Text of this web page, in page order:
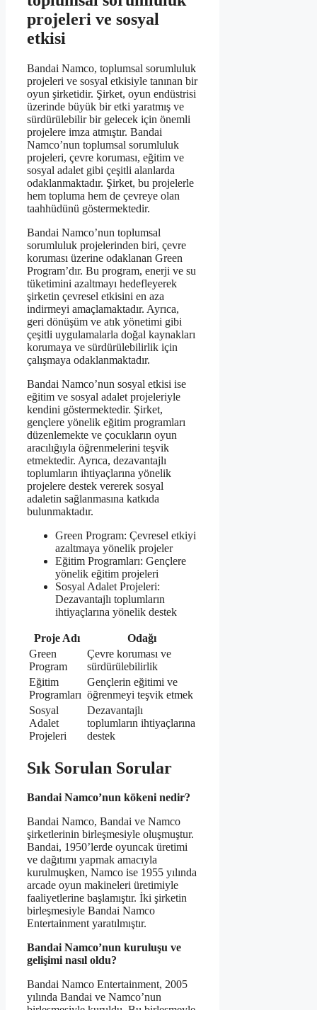
projeleri ve sosyal
etkisi
Bandai Namco, toplumsal sorumluluk
projeleri ve sosyal etkisiyle tanınan bir
oyun şirketidir. Şirket, oyun endüstrisi
üzerinde büyük bir etki yaratmış ve
sürdürülebilir bir gelecek için önemli
projelere imza atmıştır. Bandai
Namco’nun toplumsal sorumluluk
projeleri, çevre koruması, eğitim ve
sosyal adalet gibi çeşitli alanlarda
odaklanmaktadır. Şirket, bu projelerle
hem topluma hem de çevreye olan
taahhüdünü göstermektedir.
Bandai Namco’nun toplumsal
sorumluluk projelerinden biri, çevre
koruması üzerine odaklanan Green
Program’dır. Bu program, enerji ve su
tüketimini azaltmayı hedefleyerek
şirketin çevresel etkisini en aza
indirmeyi amaçlamaktadır. Ayrıca,
geri dönüşüm ve atık yönetimi gibi
çeşitli uygulamalarla doğal kaynakları
korumaya ve sürdürülebilirlik için
çalışmaya odaklanmaktadır.
Bandai Namco’nun sosyal etkisi ise
eğitim ve sosyal adalet projeleriyle
kendini göstermektedir. Şirket,
gençlere yönelik eğitim programları
düzenlemekte ve çocukların oyun
aracılığıyla öğrenmelerini teşvik
etmektedir. Ayrıca, dezavantajlı
toplumların ihtiyaçlarına yönelik
projelere destek vererek sosyal
adaletin sağlanmasına katkıda
bulunmaktadır.
Green Program: Çevresel etkiyi
azaltmaya yönelik projeler
Eğitim Programları: Gençlere
yönelik eğitim projeleri
Sosyal Adalet Projeleri:
Dezavantajlı toplumların
ihtiyaçlarına yönelik destek
Proje Adı
Odağı
Green
Program
Çevre koruması ve
sürdürülebilirlik
Eğitim
Programları
Gençlerin eğitimi ve
öğrenmeyi teşvik etmek
Sosyal
Adalet
Projeleri
Dezavantajlı
toplumların ihtiyaçlarına
destek
Sık Sorulan Sorular
Bandai Namco’nun kökeni nedir?
Bandai Namco, Bandai ve Namco
şirketlerinin birleşmesiyle oluşmuştur.
Bandai, 1950’lerde oyuncak üretimi
ve dağıtımı yapmak amacıyla
kurulmuşken, Namco ise 1955 yılında
arcade oyun makineleri üretimiyle
faaliyetlerine başlamıştır. İki şirketin
birleşmesiyle Bandai Namco
Entertainment yaratılmıştır.
Bandai Namco’nun kuruluşu ve
gelişimi nasıl oldu?
Bandai Namco Entertainment, 2005
yılında Bandai ve Namco’nun